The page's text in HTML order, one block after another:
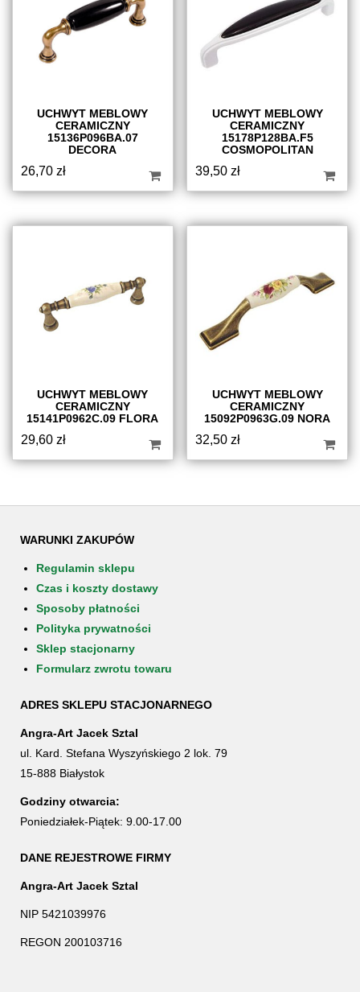
UCHWYT MEBLOWY
CERAMICZNY
15136P096BA.07
DECORA
26,70 zł
UCHWYT MEBLOWY
CERAMICZNY
15178P128BA.F5
COSMOPOLITAN
39,50zł
UCHWYT MEBLOWY
CERAMICZNY
15141P0962C.09 FLORA
29,60 zł
UCHWYT MEBLOWY
CERAMICZNY
15092P0963G.09 NORA
32,50zł
WARUNKI ZAKUPÓW
Regulamin sklepu
Czas i koszty dostawy
Sposoby płatności
Polityka prywatności
Sklep stacjonarny
Formularz zwrotu towaru
ADRES SKLEPU STACJONARNEGO
Angra-Art Jacek Sztal
ul. Kard. Stefana Wyszyńskiego 2 lok. 79
15-888 Białystok
Godziny otwarcia:
Poniedziałek-Piątek: 9.00-17.00
DANE REJESTROWE FIRMY
Angra-Art Jacek Sztal
NIP 5421039976
REGON 200103716